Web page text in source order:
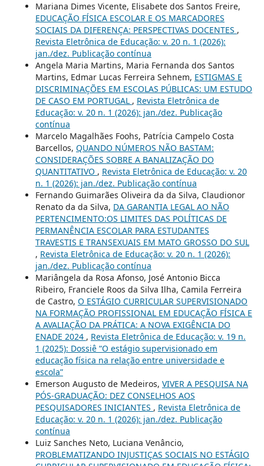
Mariana Dimes Vicente, Elisabete dos Santos Freire,
EDUCAÇÃO FÍSICA ESCOLAR E OS MARCADORES
SOCIAIS DA DIFERENÇA: PERSPECTIVAS DOCENTES ,
Revista Eletrônica de Educação: v. 20 n. 1 (2026):
jan./dez. Publicação contínua
Angela Maria Martins, Maria Fernanda dos Santos
Martins, Edmar Lucas Ferreira Sehnem, ESTIGMAS E
DISCRIMINAÇÕES EM ESCOLAS PÚBLICAS: UM ESTUDO
DE CASO EM PORTUGAL , Revista Eletrônica de
Educação: v. 20 n. 1 (2026): jan./dez. Publicação
contínua
Marcelo Magalhães Foohs, Patrícia Campelo Costa
Barcellos, QUANDO NÚMEROS NÃO BASTAM:
CONSIDERAÇÕES SOBRE A BANALIZAÇÃO DO
QUANTITATIVO , Revista Eletrônica de Educação: v. 20
n. 1 (2026): jan./dez. Publicação contínua
Fernando Guimarães Oliveira da da Silva, Claudionor
Renato da da Silva, DA GARANTIA LEGAL AO NÃO
PERTENCIMENTO:OS LIMITES DAS POLÍTICAS DE
PERMANÊNCIA ESCOLAR PARA ESTUDANTES
TRAVESTIS E TRANSEXUAIS EM MATO GROSSO DO SUL
, Revista Eletrônica de Educação: v. 20 n. 1 (2026):
jan./dez. Publicação contínua
Mariângela da Rosa Afonso, José Antonio Bicca
Ribeiro, Franciele Roos da Silva Ilha, Camila Ferreira
de Castro, O ESTÁGIO CURRICULAR SUPERVISIONADO
NA FORMAÇÃO PROFISSIONAL EM EDUCAÇÃO FÍSICA E
A AVALIAÇÃO DA PRÁTICA: A NOVA EXIGÊNCIA DO
ENADE 2024 , Revista Eletrônica de Educação: v. 19 n.
1 (2025): Dossiê “O estágio supervisionado em
educação física na relação entre universidade e
escola”
Emerson Augusto de Medeiros, VIVER A PESQUISA NA
PÓS-GRADUAÇÃO: DEZ CONSELHOS AOS
PESQUISADORES INICIANTES , Revista Eletrônica de
Educação: v. 20 n. 1 (2026): jan./dez. Publicação
contínua
Luiz Sanches Neto, Luciana Venâncio,
PROBLEMATIZANDO INJUSTIÇAS SOCIAIS NO ESTÁGIO